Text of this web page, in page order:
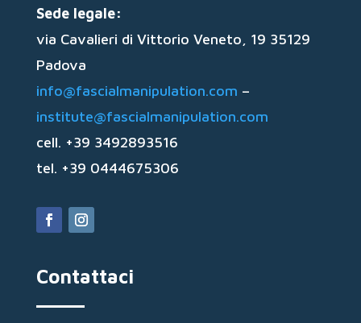
Sede legale:
via Cavalieri di Vittorio Veneto, 19 35129
Padova
info@fascialmanipulation.com –
institute@fascialmanipulation.com
cell. +39 3492893516
tel. +39 0444675306
Contattaci